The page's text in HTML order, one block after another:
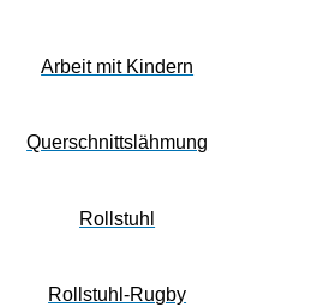
Arbeit mit Kindern
Querschnittslähmung
Rollstuhl
Rollstuhl-Rugby